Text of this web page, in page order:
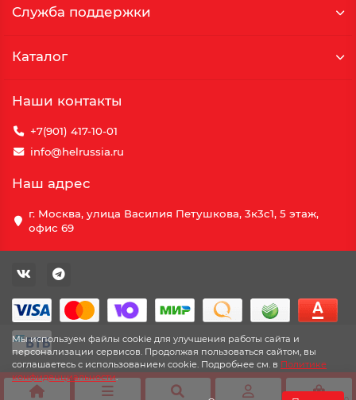
Мы используем файлы cookie для улучшения работы сайта и
персонализации сервисов. Продолжая пользоваться сайтом, вы
соглашаетесь с использованием cookie. Подробнее см. в Политике
конфиденциальности.
Служба поддержки
Каталог
Наши контакты
+7(901) 417-10-01
info@helrussia.ru
Наш адрес
г. Москва, улица Василия Петушкова, 3к3c1, 5 этаж,
офис 69